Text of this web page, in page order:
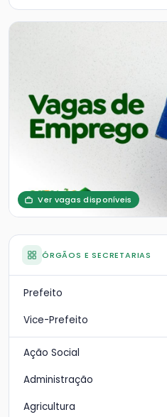
Ver vagas disponíveis
ÓRGÃOS E SECRETARIAS
Prefeito
Vice-Prefeito
Ação Social
Administração
Agricultura